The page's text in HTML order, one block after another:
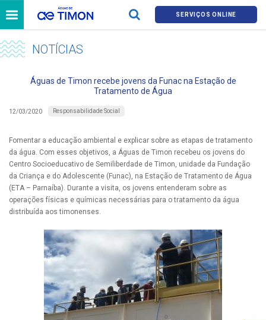
SERVIÇOS ONLINE
NOTÍCIAS
Águas de Timon recebe jovens da Funac na Estação de
Tratamento de Água
12/03/2020 Responsabilidade Social
Fomentar a educação ambiental e explicar sobre as etapas de tratamento
da água. Com esses objetivos, a Águas de Timon recebeu os jovens do
Centro Socioeducativo de Semiliberdade de Timon, unidade da Fundação
da Criança e do Adolescente (Funac), na Estação de Tratamento de Água
(ETA – Parnaíba). Durante a visita, os jovens entenderam sobre as
operações físicas e químicas necessárias para o tratamento da água
distribuída aos timonenses.